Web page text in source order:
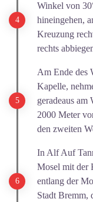
Winkel von
hineingehen,
Kreuzung
rechts
Am Ende des
Kapelle,
geradeaus am
2000 Meter
den zweiten
In Alf Auf
Mosel mit der
entlang der
Stadt Bremm,